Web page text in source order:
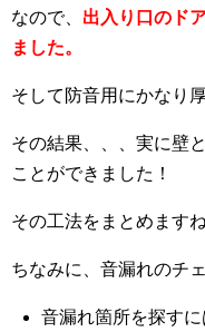
なので、 出入り口のド
ました。
そして防音用にかなり
その結果、、、実に壁
ことができました！
その工法をまとめますね
ちなみに、音漏れのチ
音漏れ箇所を探すに